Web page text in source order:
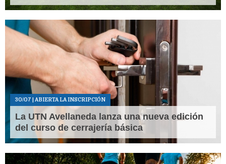
30/07 | ABIERTA LA INSCRIPCIÓN
La UTN Avellaneda lanza una nueva edición
del curso de cerrajería básica